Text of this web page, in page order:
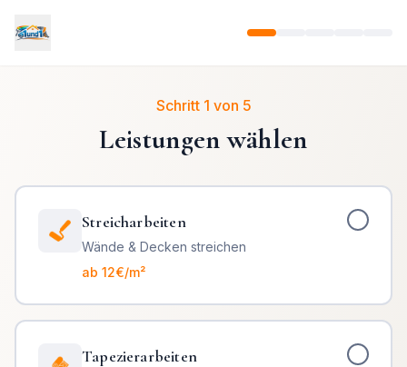
Schritt 1 von 5
Leistungen wählen
Streicharbeiten
Wände & Decken streichen
ab 12€/m²
Tapezierarbeiten